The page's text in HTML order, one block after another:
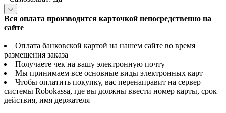
Вся оплата производится карточкой непосредственно на
сайте
Оплата банковской картой на нашем сайте во время
размещения заказа
Получаете чек на вашу электронную почту
Мы принимаем все основные виды электронных карт
Чтобы оплатить покупку, вас перенаправит на сервер
системы Robokassa, где вы должны ввести номер карты, срок
действия, имя держателя